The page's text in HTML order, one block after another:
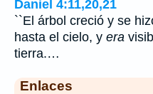
Daniel 4:11,20,21
``El árbol creció y se
hasta el cielo, y era
tierra.…
Enlaces